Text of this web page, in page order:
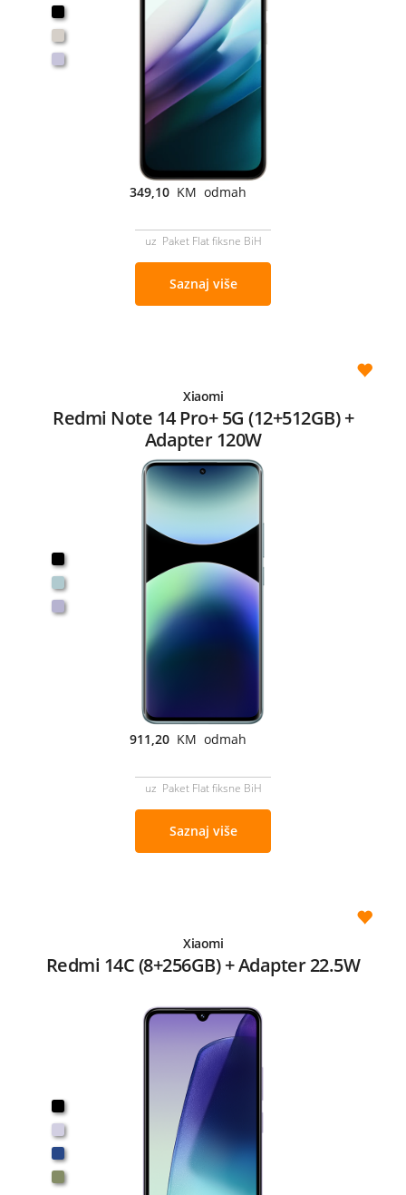
349,10 KM odmah
uz Paket Flat fiksne BiH
Saznaj više
Xiaomi
Redmi Note 14 Pro+ 5G (12+512GB) +
Adapter 120W
911,20 KM odmah
uz Paket Flat fiksne BiH
Saznaj više
Xiaomi
Redmi 14C (8+256GB) + Adapter 22.5W